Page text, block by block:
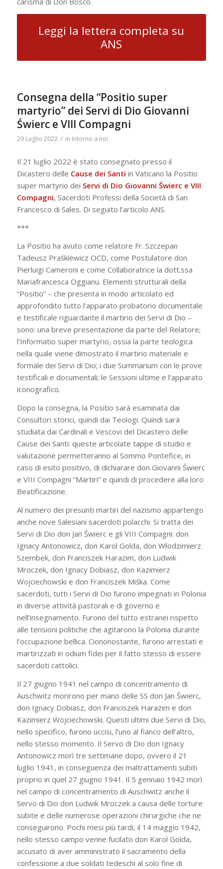
Leggi la lettera completa su
ANS
Consegna della “Positio super
martyrio” dei Servi di Dio Giovanni
Świerc e VIII Compagni
29 Luglio 2022 / in Intorno a noi
Il 21 luglio 2022 è stato consegnato presso il
Dicastero delle Cause dei Santi in Vaticano la Positio
super martyrio dei Servi di Dio Giovanni Świerc e VIII
Compagni, Sacerdoti Professi della Società di San
Francesco di Sales. Di seguito l’articolo ANS.
***
La Positio ha avuto come relatore Fr. Szczepan
Tadeusz Praśkiewicz OCD, come Postulatore don
Pierluigi Cameroni e come Collaboratrice la dott.ssa
Mariafrancesca Oggianu. Elementi strutturali della
“Positio” – che presenta in modo articolato ed
approfondito tutto l’apparato probatorio documentale
e testificale riguardante il martirio dei Servi di Dio –
sono: una breve presentazione da parte del Relatore;
l’Informatio super martyrio, ossia la parte teologica
nella quale viene dimostrato il martirio materiale e
formale dei Servi di Dio; i due Summarium con le prove
testificali e documentali; le Sessioni ultime e l’apparato
iconografico.
Dopo la consegna, la Positio sarà esaminata dai
Consultori storici, quindi dai Teologi. Quindi sarà
studiata dai Cardinali e Vescovi del Dicastero delle
Cause dei Santi: queste articolate tappe di studio e
valutazione permetteranno al Sommo Pontefice, in
caso di esito positivo, di dichiarare don Giovanni Świerc
e VIII Compagni “Martiri” e quindi di procedere alla loro
Beatificazione.
Al numero dei presunti martiri del nazismo appartengo
anche nove Salesiani sacerdoti polacchi. Si tratta dei
Servi di Dio don Jan Świerc e gli VIII Compagni: don
Ignacy Antonowicz, don Karol Golda, don Włodzimierz
Szembek, don Franciszek Harazim, don Ludwik
Mroczek, don Ignacy Dobiasz, don Kazimierz
Wojciechowski e don Franciszek Miśka. Come
sacerdoti, tutti i Servi di Dio furono impegnati in Polonia
in diverse attività pastorali e di governo e
nell’insegnamento. Furono del tutto estranei rispetto
alle tensioni politiche che agitarono la Polonia durante
l’occupazione bellica. Ciononostante, furono arrestati e
martirizzati in odium fidei per il fatto stesso di essere
sacerdoti cattolici.
Il 27 giugno 1941 nel campo di concentramento di
Auschwitz morirono per mano delle SS don Jan Świerc,
don Ignacy Dobiasz, don Franciszek Harazim e don
Kazimierz Wojciechowski. Questi ultimi due Servi di Dio,
nello specifico, furono uccisi, l’uno al fianco dell’altro,
nello stesso momento. Il Servo di Dio don Ignacy
Antonowicz morì tre settimane dopo, ovvero il 21
luglio 1941, in conseguenza dei maltrattamenti subiti
proprio in quel 27 giugno 1941. Il 5 gennaio 1942 morì
nel campo di concentramento di Auschwitz anche il
Servo di Dio don Ludwik Mroczek a causa delle torture
subite e delle numerose operazioni chirurgiche che ne
conseguirono. Pochi mesi più tardi, il 14 maggio 1942,
nello stesso campo venne fucilato don Karol Golda,
accusato di aver amministrato il sacramento della
confessione a due soldati tedeschi al solo fine di